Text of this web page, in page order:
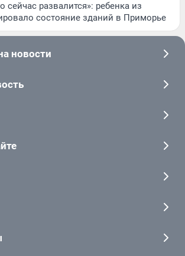
сейчас развалится»: ребенка из
состояние зданий в Приморье
новости